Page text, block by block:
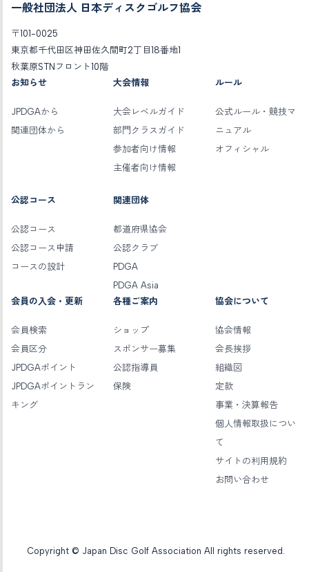
一般社団法人 日本ディスクゴルフ協会
〒101-0025
東京都千代田区神田佐久間町2丁目18番地1
秋葉原STNフロント10階
お知らせ
JPDGAから
関連団体から
大会情報
大会レベルガイド
部門クラスガイド
参加者向け情報
主催者向け情報
ルール
公式ルール・競技マ
ニュアル
オフィシャル
公認コース
公認コース
公認コース申請
コースの設計
関連団体
都道府県協会
公認クラブ
PDGA
PDGA Asia
会員の入会・更新
会員検索
会員区分
JPDGAポイント
JPDGAポイントラン
キング
各種ご案内
ショップ
スポンサー募集
公認指導員
保険
協会について
協会情報
会長挨拶
組織図
定款
事業・決算報告
個人情報取扱につい
て
サイトの利用規約
お問い合わせ
Copyright © Japan Disc Golf Association All rights reserved.